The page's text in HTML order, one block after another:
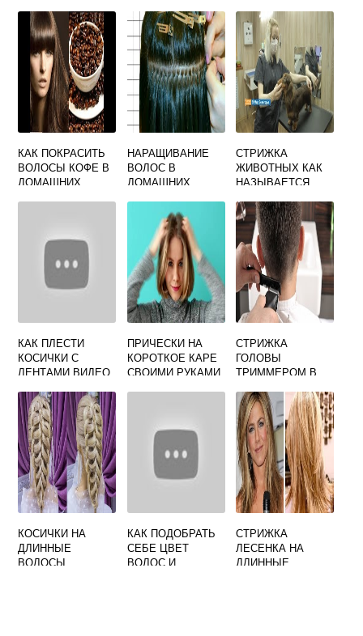
КАК ПОКРАСИТЬ
ВОЛОСЫ КОФЕ В
ДОМАШНИХ
НАРАЩИВАНИЕ
ВОЛОС В
ДОМАШНИХ
СТРИЖКА
ЖИВОТНЫХ КАК
НАЗЫВАЕТСЯ
КАК ПЛЕСТИ
КОСИЧКИ С
ЛЕНТАМИ ВИДЕО
ПРИЧЕСКИ НА
КОРОТКОЕ КАРЕ
СВОИМИ РУКАМИ
СТРИЖКА
ГОЛОВЫ
ТРИММЕРОМ В
УСЛОВИЯХ
ВИДЕО
КОСИЧКИ НА
ДЛИННЫЕ
ВОЛОСЫ
КАК ПОДОБРАТЬ
СЕБЕ ЦВЕТ
ВОЛОС И
СТРИЖКА
ЛЕСЕНКА НА
ДЛИННЫЕ